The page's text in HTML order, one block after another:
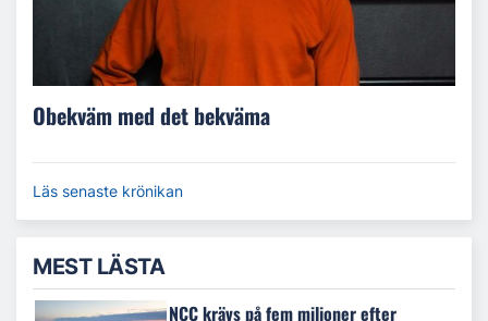
Obekväm med det bekväma
Läs senaste krönikan
MEST LÄSTA
NCC krävs på fem miljoner efter